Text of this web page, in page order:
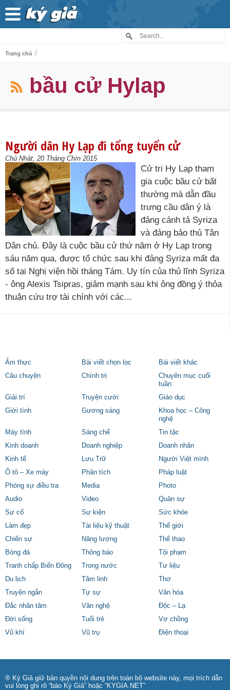
Trang chủ /
bầu cử Hylap
Người dân Hy Lạp đi tổng tuyển cử
Chủ Nhật, 20 Tháng Chín 2015
Cử tri Hy Lạp tham
gia cuộc bầu cử bất
thường mà dẫn đầu
trưng cầu dân ý là
đảng cánh tả Syriza
và đảng bảo thủ Tân
Dân chủ. Đây là cuộc bầu cử thứ năm ở Hy Lạp trong
sáu năm qua, được tổ chức sau khi đảng Syriza mất đa
số tại Nghị viện hồi tháng Tám. Uy tín của thủ lĩnh Syriza
- ông Alexis Tsipras, giảm mạnh sau khi ông đồng ý thỏa
thuận cứu trợ tài chính với các...
Ẩm thực Bài viết chọn lọc
Bài viết khác
Câu chuyện
Chính trị
Chuyên mục cuối
tuần
Giải trí
Truyện cười
Giáo dục
Giới tính
Gương sáng
Khoa học – Công
nghệ
Máy tính
Sáng chế
Tin tặc
Kinh doanh
Doanh nghiệp
Doanh nhân
Kinh tế
Lưu Trữ
Người Việt mình
Ô tô – Xe máy
Phân tích
Pháp luật
Phóng sự điều tra
Media
Photo
Audio
Video
Quân sự
Sự cố
Sự kiện
Sức khỏe
Làm đẹp
Tài liệu kỹ thuật
Thế giới
Chiến sự
Năng lượng
Thể thao
Bóng đá
Thông báo
Tội phạm
Tranh chấp Biển Đông
Trong nước
Tư liệu
Du lịch
Tâm linh
Thơ
Truyện ngắn
Tự sự
Văn hóa
Đắc nhân tâm
Văn nghệ
Độc – Lạ
Đời sống
Tuổi trẻ
Vợ chồng
Vũ khí
Vũ trụ Điện thoại
® Ký Giả giữ bản quyền nội dung trên toàn bộ website này, mọi trích dẫn
vui lòng ghi rõ “báo Ký Giả” hoặc “KYGIA.NET”